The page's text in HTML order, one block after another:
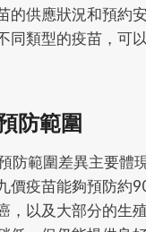
的供應狀況和預約
同類型的疫苗，可
防範圍
防範圍差異主要體
價疫苗能夠預防約
，以及大部分的生